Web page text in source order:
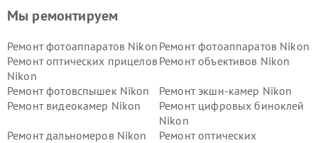
Мы ремонтируем
Ремонт фотоаппаратов Nikon Ремонт фотоаппаратов Nikon
Ремонт оптических прицелов
Nikon
Ремонт объективов Nikon
Ремонт фотовспышек Nikon
Ремонт экшн-камер Nikon
Ремонт видеокамер Nikon
Ремонт цифровых биноклей
Nikon
Ремонт дальномеров Nikon
Ремонт оптических